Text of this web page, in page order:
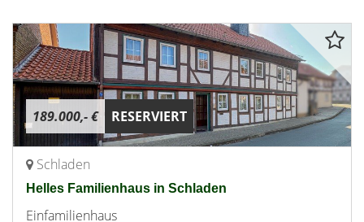
189.000,- € RESERVIERT
Schladen
Helles Familienhaus in Schladen
Einfamilienhaus